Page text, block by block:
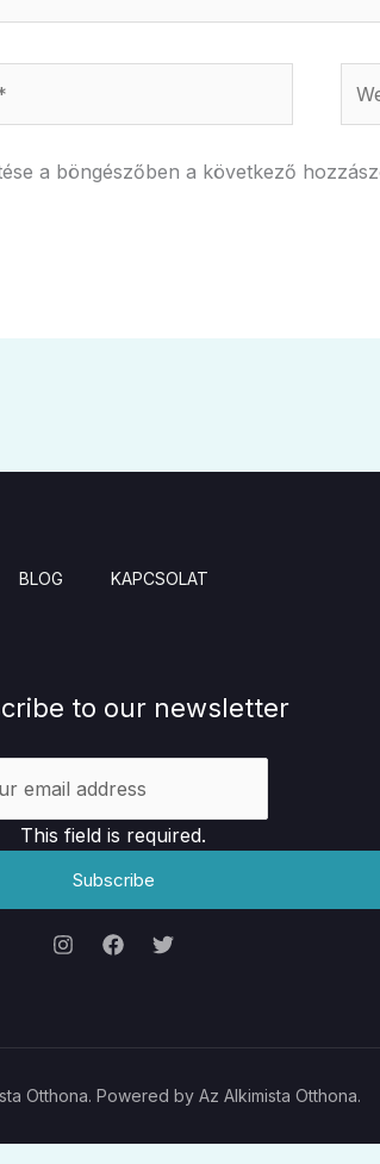
a böngészőben a következő
BLOG KAPCSOLAT
to our newsletter
This field is required.
Subscribe
Otthona. Powered by Az Alkimista Otthona.